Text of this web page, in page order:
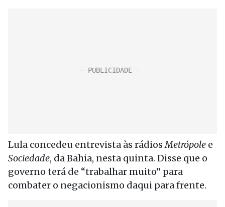
Lula concedeu entrevista às rádiosMetrópole e
Sociedade, da Bahia, nesta quinta. Disse que o
governo terá de “trabalhar muito” para
combater o negacionismo daqui para frente.